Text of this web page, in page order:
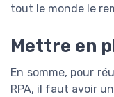
tout le monde le
Mettre en
En somme, pour
RPA, il faut avoir